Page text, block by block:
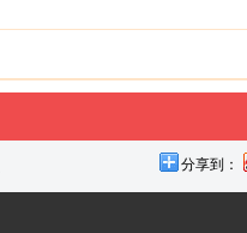
分享到：